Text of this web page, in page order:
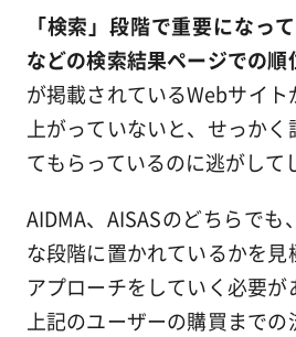
「検索」段階で重要になっ
などの検索結果ページでの順
が掲載されているWebサイ
上がっていないと、せっか
てもらっているのに逃がして
AIDMA、AISASのどちらでも
な段階に置かれているかを見
アプローチをしていく必要が
上記のユーザーの購買まで